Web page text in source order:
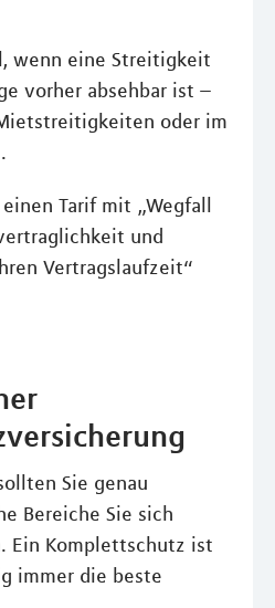
wenn eine Streitigkeit
vorher absehbar ist –
oder im
Tarif mit „Wegfall
und
Vertragslaufzeit“
Sie genau
Bereiche Sie sich
Ein Komplettschutz ist
immer die beste